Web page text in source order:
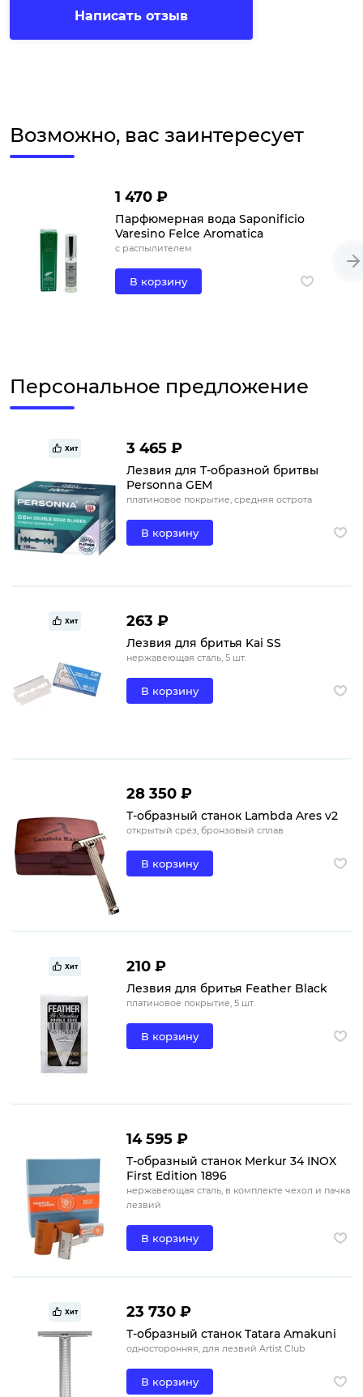
Написать отзыв
Возможно, вас заинтересует
1 470 ₽
Парфюмерная вода Saponificio
Varesino Felce Aromatica
с распылителем
В корзину
Персональное предложение
Хит 3 465 ₽
Лезвия для Т-образной бритвы
Personna GEM
платиновое покрытие, средняя острота
В корзину
Хит 263 ₽
Лезвия для бритья Kai SS
нержавеющая сталь, 5 шт.
В корзину
28 350 ₽
Т-образный станок Lambda Ares v2
открытый срез, бронзовый сплав
В корзину
Хит 210 ₽
Лезвия для бритья Feather Black
платиновое покрытие, 5 шт.
В корзину
14 595 ₽
Т-образный станок Merkur 34 INOX
First Edition 1896
нержавеющая сталь, в комплекте чехол и пачка
лезвий
В корзину
Хит 23 730 ₽
Т-образный станок Tatara Amakuni
односторонняя, для лезвий Artist Club
В корзину